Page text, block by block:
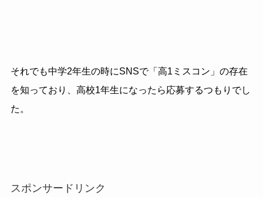
それでも中学2年生の時にSNSで「高1ミスコン」の存在
を知っており、高校1年生になったら応募するつもりでし
た。
スポンサードリンク